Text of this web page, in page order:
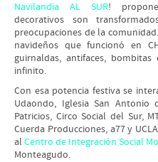
Navilandia AL SUR!
decorativos son
preocupaciones de la
navideños que funcionó en
guirnaldas, antifaces,
infinito.
Con esa potencia festiva se
Udaondo, Iglesia San Antonio
Patricios, Circo Social del Sur,
Cuerda Producciones, a77 y
alCentro de Integración Social
Monteagudo.